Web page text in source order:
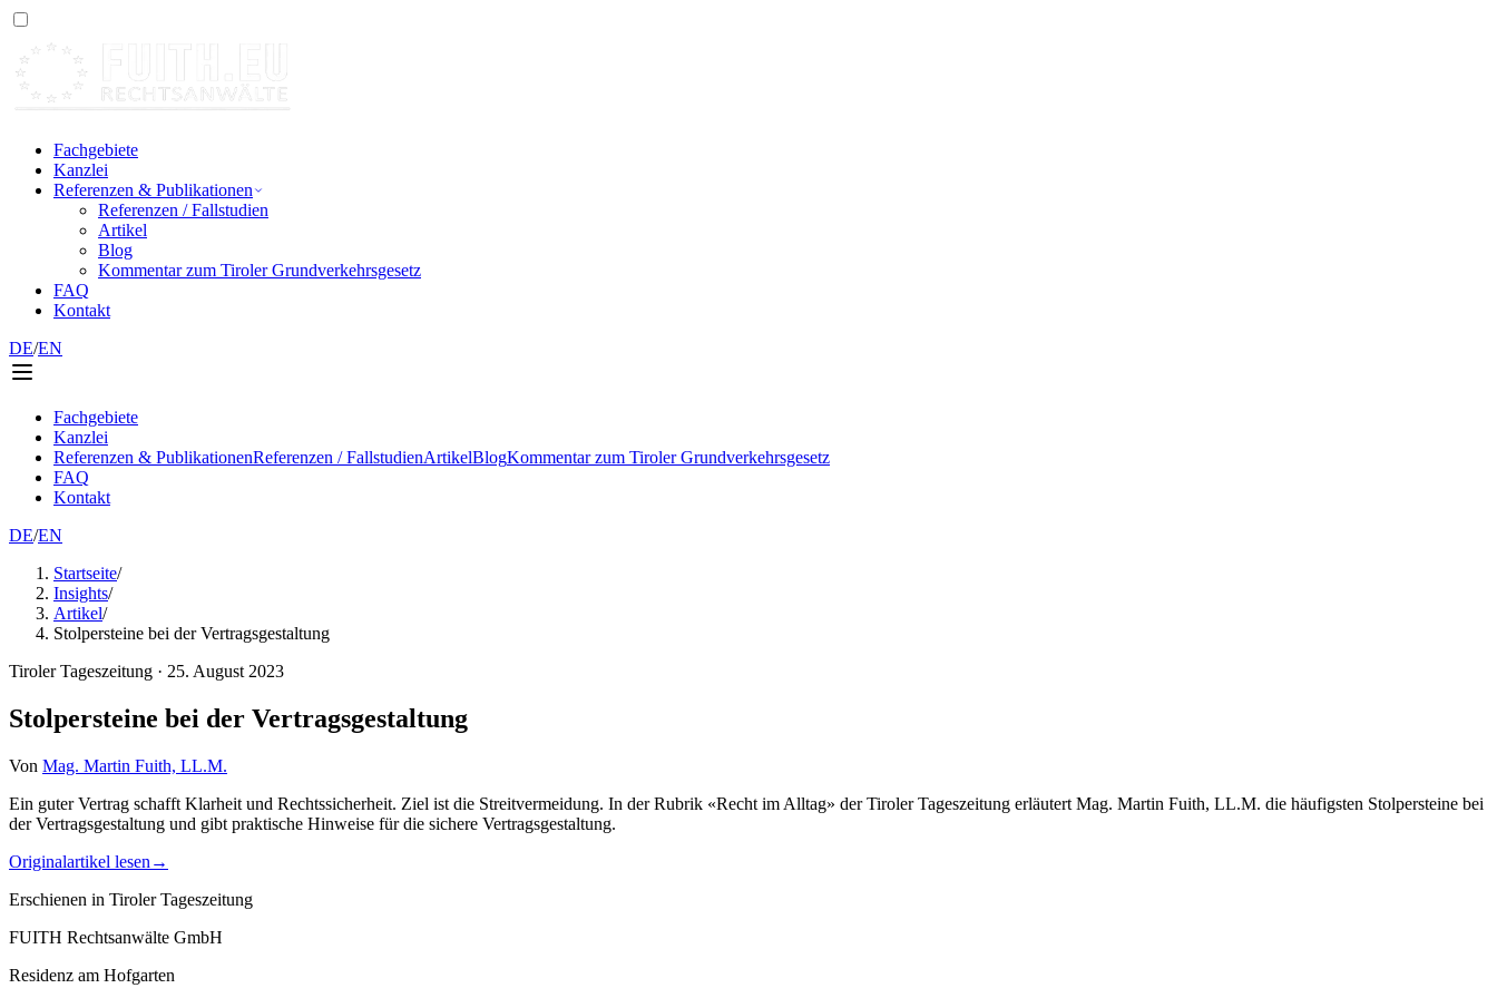
Fachgebiete
Kanzlei
Referenzen & Publikationen
Referenzen / Fallstudien
Artikel
Blog
Kommentar zum Tiroler Grundverkehrsgesetz
FAQ
Kontakt
DE/EN
Fachgebiete
Kanzlei
Referenzen & PublikationenReferenzen / FallstudienArtikelBlogKommentar zum Tiroler Grundverkehrsgesetz
FAQ
Kontakt
DE/EN
Startseite/
Insights/
Artikel/
Stolpersteine bei der Vertragsgestaltung
Tiroler Tageszeitung · 25. August 2023
Stolpersteine bei der Vertragsgestaltung
Von Mag. Martin Fuith, LL.M.
Ein guter Vertrag schafft Klarheit und Rechtssicherheit. Ziel ist die Streitvermeidung. In der Rubrik «Recht im Alltag» der Tiroler Tageszeitung erläutert Mag. Martin Fuith, LL.M. die häufigsten Stolpersteine bei
der Vertragsgestaltung und gibt praktische Hinweise für die sichere Vertragsgestaltung.
Originalartikel lesen →
Erschienen in Tiroler Tageszeitung
FUITH Rechtsanwälte GmbH
Residenz am Hofgarten